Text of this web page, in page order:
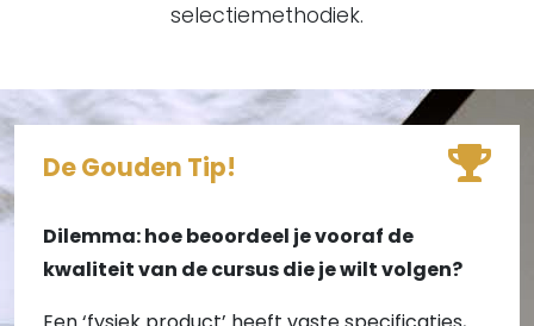
selectiemethodiek.
De Gouden Tip!
Dilemma: hoe beoordeel je vooraf de
kwaliteit van de cursus die je wilt volgen?